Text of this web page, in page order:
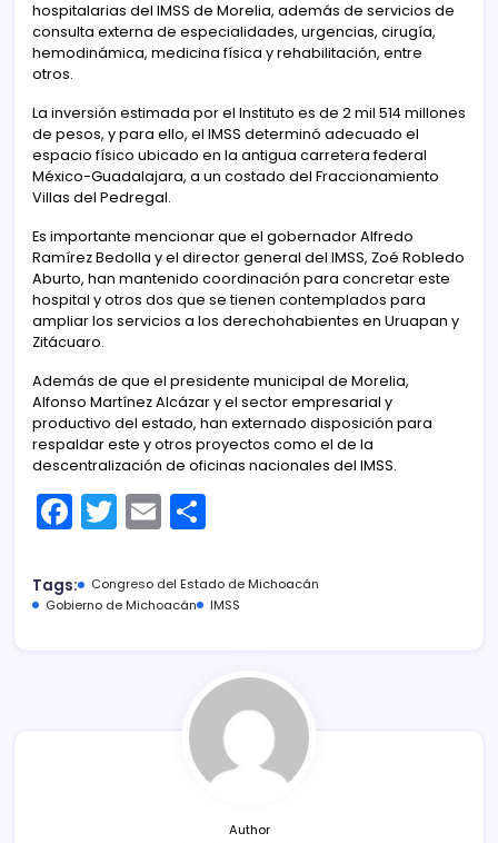
hospitalarias del IMSS de Morelia, además de servicios de
consulta externa de especialidades, urgencias, cirugía,
hemodinámica, medicina física y rehabilitación, entre
otros.
La inversión estimada por el Instituto es de 2 mil 514 millones
de pesos, y para ello, el IMSS determinó adecuado el
espacio físico ubicado en la antigua carretera federal
México-Guadalajara, a un costado del Fraccionamiento
Villas del Pedregal.
Es importante mencionar que el gobernador Alfredo
Ramírez Bedolla y el director general del IMSS, Zoé Robledo
Aburto, han mantenido coordinación para concretar este
hospital y otros dos que se tienen contemplados para
ampliar los servicios a los derechohabientes en Uruapan y
Zitácuaro.
Además de que el presidente municipal de Morelia,
Alfonso Martínez Alcázar y el sector empresarial y
productivo del estado, han externado disposición para
respaldar este y otros proyectos como el de la
descentralización de oficinas nacionales del IMSS.
F
a
c
e
T
w
itt
er
E
m
ai
l
m
p
tir
Tags:
Congreso del Estado de Michoacán
Gobierno de Michoacán
IMSS
Author